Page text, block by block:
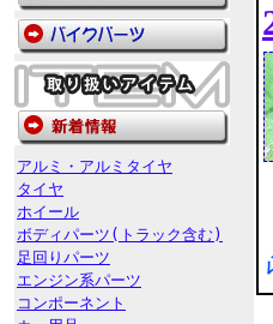
アルミ・アルミタイヤ
タイヤ
ホイール
ボディパーツ(トラック含む)
足回りパーツ
エンジン系パーツ
コンポーネント